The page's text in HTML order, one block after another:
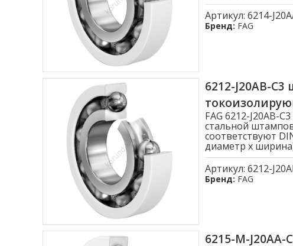
Артикул: 6214-
Бренд: FAG
6212-J20AB-
FAG 6212-
стальной
соответствуют
диаметр x
Артикул: 6212-
Бренд: FAG
6215-M-